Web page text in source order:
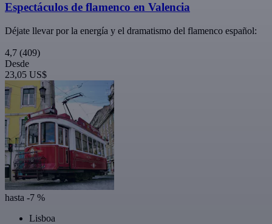
Espectáculos de flamenco en Valencia
Déjate llevar por la energía y el dramatismo del flamenco español:
4,7 (409)
Desde
23,05 US$
hasta -7 %
Lisboa